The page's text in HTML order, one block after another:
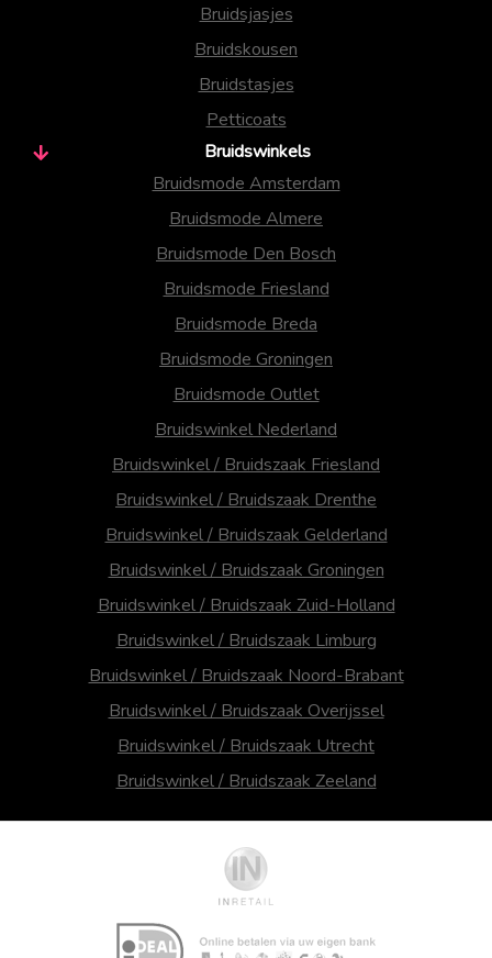
Bruidsjasjes
Bruidskousen
Bruidstasjes
Petticoats
Bruidswinkels
Bruidsmode Amsterdam
Bruidsmode Almere
Bruidsmode Den Bosch
Bruidsmode Friesland
Bruidsmode Breda
Bruidsmode Groningen
Bruidsmode Outlet
Bruidswinkel Nederland
Bruidswinkel / Bruidszaak Friesland
Bruidswinkel / Bruidszaak Drenthe
Bruidswinkel / Bruidszaak Gelderland
Bruidswinkel / Bruidszaak Groningen
Bruidswinkel / Bruidszaak Zuid-Holland
Bruidswinkel / Bruidszaak Limburg
Bruidswinkel / Bruidszaak Noord-Brabant
Bruidswinkel / Bruidszaak Overijssel
Bruidswinkel / Bruidszaak Utrecht
Bruidswinkel / Bruidszaak Zeeland